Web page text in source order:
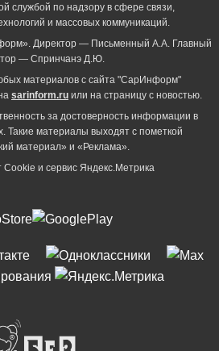
службой по надзору в сфере связи,
и массовых коммуникаций.
Директор — Письменный А.А. Главный
— Спринчанэ Д.Ю.
материалов с сайта "СарИнформ"
sarinform.ru или на страницу с новостью.
за достоверность информации в
Такие материалы выходят с пометкой
материал» и «Реклама».
Cookie и сервиc Яндекс.Метрика